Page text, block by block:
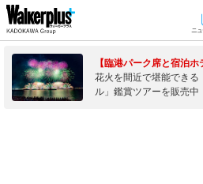
ニュ
【臨港パーク席と宿泊ホ
花火を間近で堪能でき
ル」鑑賞ツアーを販売中